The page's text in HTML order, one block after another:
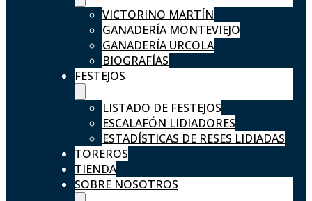
VICTORINO MARTÍN
GANADERÍA MONTEVIEJO
GANADERÍA URCOLA
BIOGRAFÍAS
FESTEJOS
LISTADO DE FESTEJOS
ESCALAFÓN LIDIADORES
ESTADÍSTICAS DE RESES LIDIADAS
TOREROS
TIENDA
SOBRE NOSOTROS